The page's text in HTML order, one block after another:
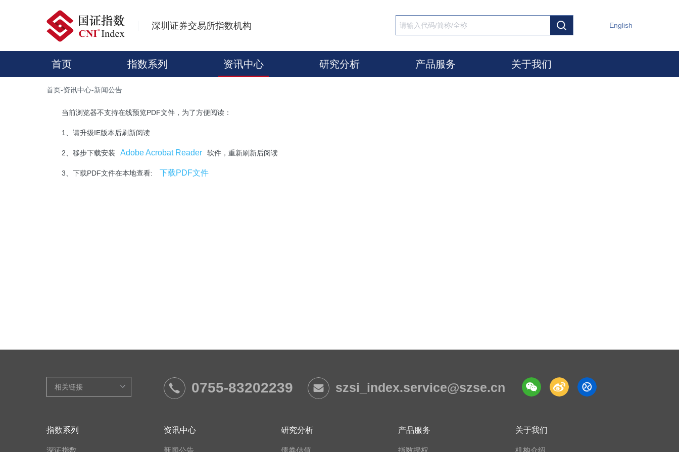
深圳证券交易所指数机构 English
首页 指数系列 资讯中心 研究分析 产品服务 关于我们
首页-资讯中心-新闻公告
当前浏览器不支持在线预览PDF文件，为了方便阅读：
1、请升级IE版本后刷新阅读
2、移步下载安装 Adobe Acrobat Reader 软件，重新刷新后阅读
3、下载PDF文件在本地查看: 下载PDF文件
0755-83202239 szsi_index.service@szse.cn
指数系列
深证指数
资讯中心
新闻公告
研究分析
债券估值
产品服务
指数授权
关于我们
机构介绍